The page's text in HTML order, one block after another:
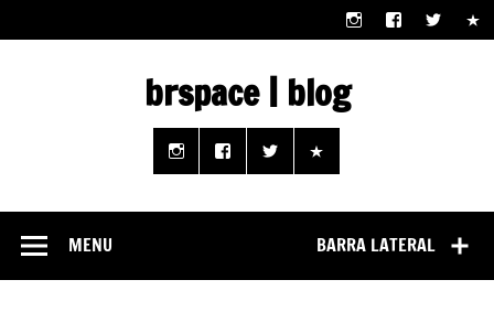
content
brspace | blog
Descubra como a tecnologia pode melhorar sua vida |
Junte-se a nós rumo a um futuro em que o útil e prático
estão ao seu alcance!
BARRA LATERAL
MENU